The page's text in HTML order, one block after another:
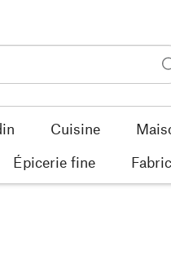
Cuisine
Épicerie fine